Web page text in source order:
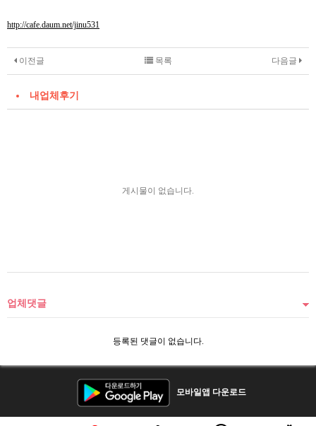
http://cafe.daum.net/jinu531
이전글 다음글
목록
내업체후기
게시물이 없습니다.
업체댓글
등록된 댓글이 없습니다.
모바일앱 다운로드
장비다는 중고농기계 등록중개자로 등록된매물의 구매/판매 및 환불등과 관련